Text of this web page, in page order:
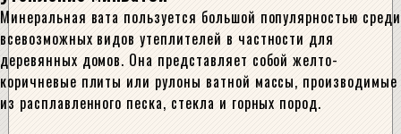
Минеральная вата пользуется большой популярностью среди
всевозможных видов утеплителей в частности для
деревянных домов. Она представляет собой желто-
коричневые плиты или рулоны ватной массы, производимые
из расплавленного песка, стекла и горных пород.